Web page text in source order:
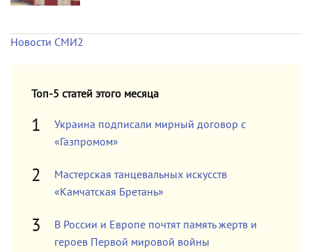
Новости СМИ2
Топ-5 статей этого месяца
Украина подписали мирный договор с
«Газпромом»
Мастерская танцевальных искусств
«Камчатская Бретань»
В России и Европе почтят память жертв и
героев Первой мировой войны